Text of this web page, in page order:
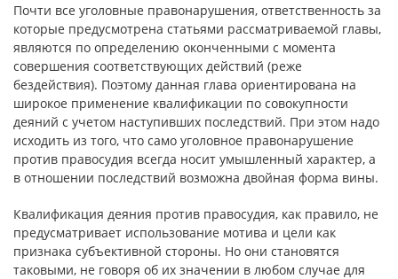
Почти все уголовные правонарушения, ответственность за
которые предусмотрена статьями рассматриваемой главы,
являются по определению оконченными с момента
совершения соответствующих действий (реже
бездействия). Поэтому данная глава ориентирована на
широкое применение квалификации по совокупности
деяний с учетом наступивших последствий. При этом надо
исходить из того, что само уголовное правонарушение
против правосудия всегда носит умышленный характер, а
в отношении последствий возможна двойная форма вины.
Квалификация деяния против правосудия, как правило, не
предусматривает использование мотива и цели как
признака субъективной стороны. Но они становятся
таковыми, не говоря об их значении в любом случае для